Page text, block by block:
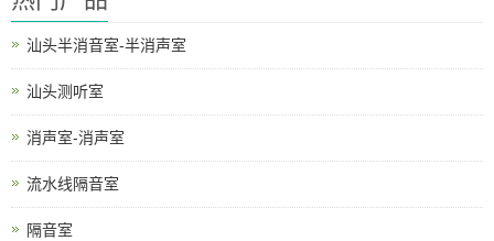
汕头半消音室-半消声室
汕头测听室
消声室-消声室
流水线隔音室
隔音室